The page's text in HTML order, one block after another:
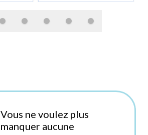
Vous ne voulez plus
manquer aucune